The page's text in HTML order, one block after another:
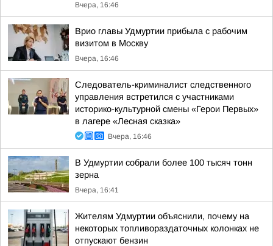
Вчера, 16:46
Врио главы Удмуртии прибыла с рабочим
визитом в Москву
Вчера, 16:46
Следователь-криминалист следственного
управления встретился с участниками
историко-культурной смены «Герои Первых»
в лагере «Лесная сказка»
Вчера, 16:46
В Удмуртии собрали более 100 тысяч тонн
зерна
Вчера, 16:41
Жителям Удмуртии объяснили, почему на
некоторых топливораздаточных колонках не
отпускают бензин